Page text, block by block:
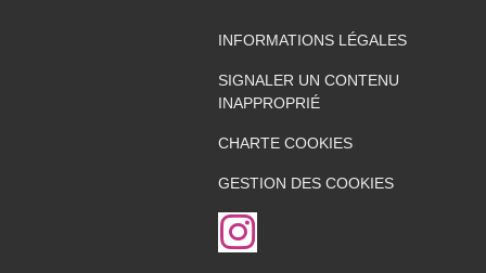
INFORMATIONS LÉGALES
SIGNALER UN CONTENU
INAPPROPRIÉ
CHARTE COOKIES
GESTION DES COOKIES